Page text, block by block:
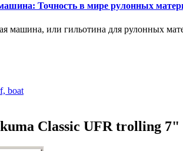
Точность в мире рулонных
машина, или гильотина для рулонных
boat
Classic UFR trolling 7"